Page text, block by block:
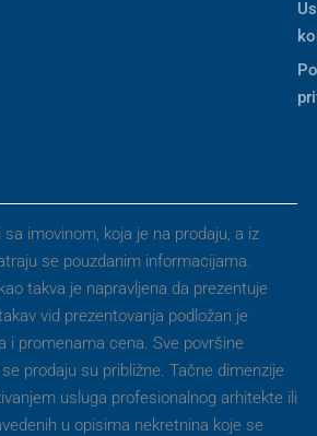
imovinom, koja je na prodaju, a iz
se pouzdanim informacijama.
takva je napravljena da prezentuje
vid prezentovanja podložan je
i promenama cena. Sve površine
prodaju su približne. Tačne dimenzije
usluga profesionalnog arhitekte ili
u opisima nekretnina koje se